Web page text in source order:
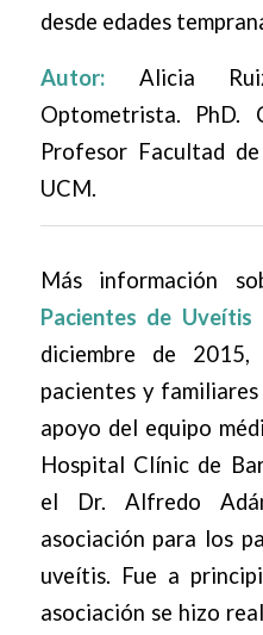
desde edades
Autor: Alicia
Optometrista. PhD.
Profesor Facultad
UCM.
Más información
Pacientes de Uveítis
diciembre de
pacientes y
apoyo del equipo
Hospital Clínic de
el Dr. Alfredo
asociación para los
uveítis. Fue a
asociación se hizo